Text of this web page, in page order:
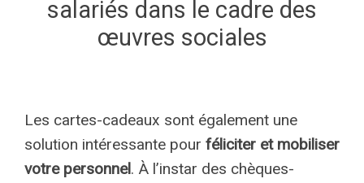
salariés dans le cadre des
œuvres sociales
Les cartes-cadeaux sont également une
solution intéressante pour féliciter et mobiliser
votre personnel. À l’instar des chèques-